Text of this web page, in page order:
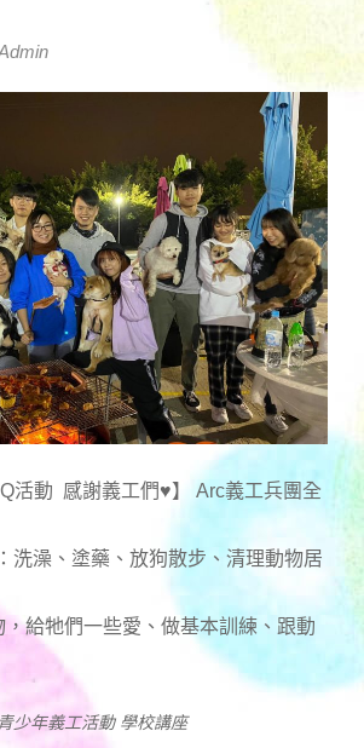
活動 感謝義工們♥️】 Arc義工兵團全
洗澡、塗藥、放狗散步、清理動物居
給牠們一些愛、做基本訓練、跟動
少年義工活動 學校講座